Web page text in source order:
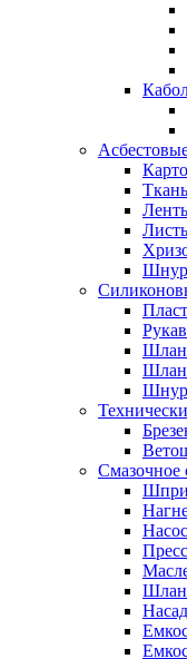
Шнур
Смазочное